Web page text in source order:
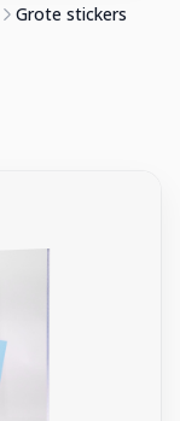
Grote stickers